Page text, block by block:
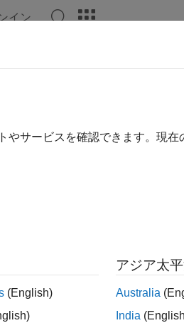
イン
語を参照するには、ここをクリッ
or it shall be preceded by &.
されない場合は、
コーディング
やサービスを確認できます。現在
(English)
アジア太
Australia
India